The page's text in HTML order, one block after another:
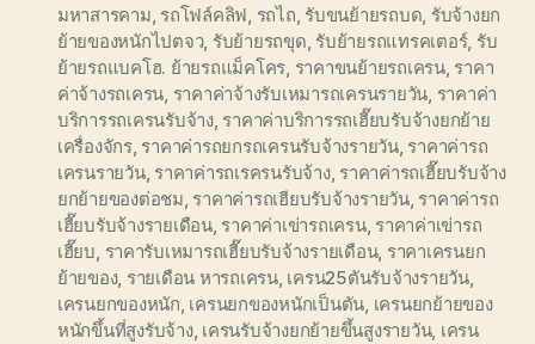
มหาสารคาม, รถโฟล์คลิฟ, รถไถ, รับขนย้ายรถบด, รับจ้างยก
ย้ายของหนักไปตจว, รับย้ายรถขุด, รับย้ายรถแทรคเตอร์, รับ
ย้ายรถแบคโฮ. ย้ายรถแม็คโคร, ราคาขนย้ายรถเครน, ราคา
ค่าจ้างรถเครน, ราคาค่าจ้างรับเหมารถเครนรายวัน, ราคาค่า
บริการรถเครนรับจ้าง, ราคาค่าบริการรถเฮี๊ยบรับจ้างยกย้าย
เครื่องจักร, ราคาค่ารถยกรถเครนรับจ้างรายวัน, ราคาค่ารถ
เครนรายวัน, ราคาค่ารถเรครนรับจ้าง, ราคาค่ารถเฮี๊ยบรับจ้าง
ยกย้ายของต่อชม, ราคาค่ารถเฮียบรับจ้างรายวัน, ราคาค่ารถ
เฮี๊ยบรับจ้างรายเดือน, ราคาค่าเข่ารถเครน, ราคาค่าเข่ารถ
เฮี๊ยบ, ราคารับเหมารถเฮี๊ยบรับจ้างรายเดือน, ราคาเครนยก
ย้ายของ, รายเดือน หารถเครน, เครน25ตันรับจ้างรายวัน,
เครนยกของหนัก, เครนยกของหนักเป็นตัน, เครนยกย้ายของ
หนักขึ้นที่สูงรับจ้าง, เครนรับจ้างยกย้ายขึ้นสูงรายวัน, เครน